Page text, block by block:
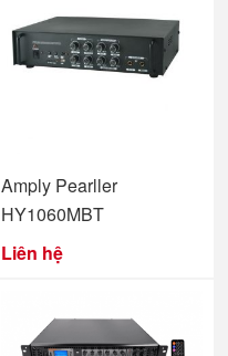
Amply Pearller
HY1060MBT
Liên hệ